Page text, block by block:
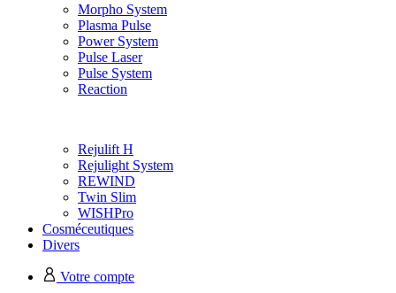
Morpho System
Plasma Pulse
Power System
Pulse Laser
Pulse System
Reaction
Rejulift H
Rejulight System
REWIND
Twin Slim
WISHPro
Cosméceutiques
Divers
Votre compte